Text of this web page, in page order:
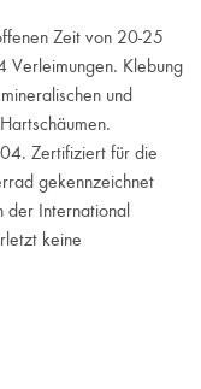
Zeit von 20-25
Verleimungen. Klebung
und
Zertifiziert für die
gekennzeichnet
der International
keine